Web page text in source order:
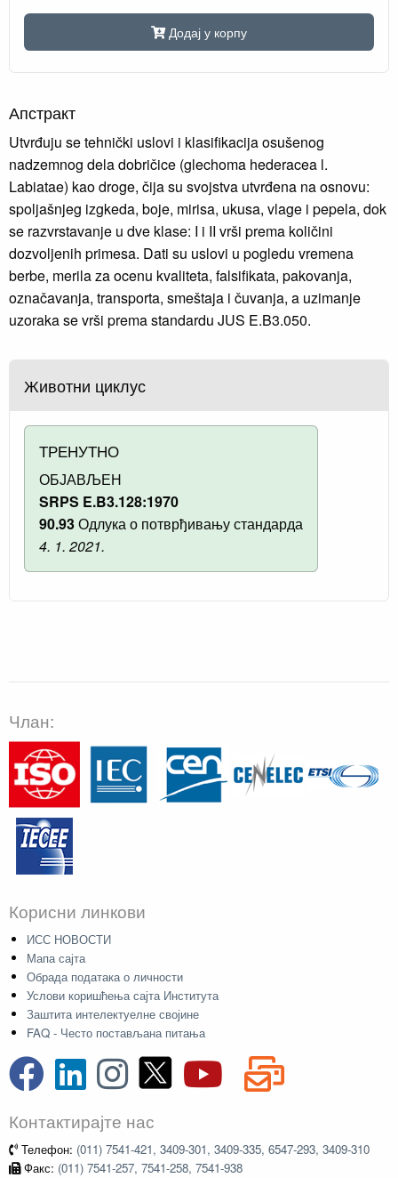
Додај у корпу
Апстракт
Utvrđuju se tehnički uslovi i klasifikacija osušenog
nadzemnog dela dobričice (glechoma hederacea l.
Labiatae) kao droge, čija su svojstva utvrđena na osnovu:
spoljašnjeg izgkeda, boje, mirisa, ukusa, vlage i pepela, dok
se razvrstavanje u dve klase: I i II vrši prema količini
dozvoljenih primesa. Dati su uslovi u pogledu vremena
berbe, merila za ocenu kvaliteta, falsifikata, pakovanja,
označavanja, transporta, smeštaja i čuvanja, a uzimanje
uzoraka se vrši prema standardu JUS E.B3.050.
Животни циклус
ТРЕНУТНО
ОБЈАВЉЕН
SRPS E.B3.128:1970
90.93Одлука о потврђивању стандарда
4. 1. 2021.
Члан:
Корисни линкови
ИСС НОВОСТИ
Мапа сајта
Обрада података о личности
Услови коришћења сајта Института
Заштита интелектуелне својине
FAQ - Често постављана питања
Контактирајте нас
Телефон: (011) 7541-421, 3409-301, 3409-335, 6547-293, 3409-310
Факс: (011) 7541-257, 7541-258, 7541-938